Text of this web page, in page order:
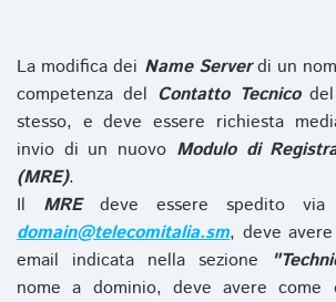
La modifica dei Name Serverdi un
competenza del Contatto Tecnicodel
stesso, e deve essere richiesta
invio di un nuovo Modulo di
(MRE).
Il MREdeve essere spedito via
domain@telecomitalia.sm, deve
email indicata nella sezione
nome a dominio, deve avere